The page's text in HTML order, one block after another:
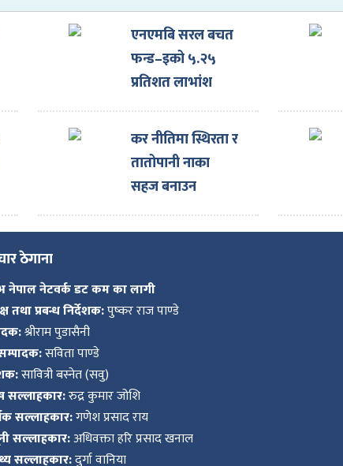
एनएमबि सरल बचत
फन्ड–इको ५.२५
प्रतिशत लाभांश
घोषणा
कर नीतिमा स्थिरता र
तातोपानी नाका
सहज बनाउन
नाइमाको माग,
एक्स्पोका लागि
गाडी नाकामै रोकिए
ठेगाना
नेपाल नेटवर्क डट कम का लागी
तथा प्रबन्ध निर्देशक:पुष्कर राज पाण्डे
श्रीराम पुडासैनी
सविता पाण्डे
सावित्री बस्नेत (सवु)
सल्लाहकार:रुद्र कुमार जोशि
सल्लाहकार:गणेश प्रसाद राय
सल्लाहकार:अधिवक्ता हरि प्रसाद खनाल
सल्लाहकार:दुर्गा वानिया